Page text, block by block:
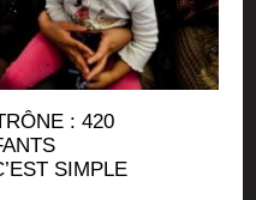
: 420
SIMPLE